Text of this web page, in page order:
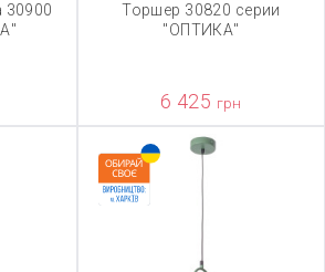
30900
Торшер 30820 серии
"ОПТИКА"
6 425 грн